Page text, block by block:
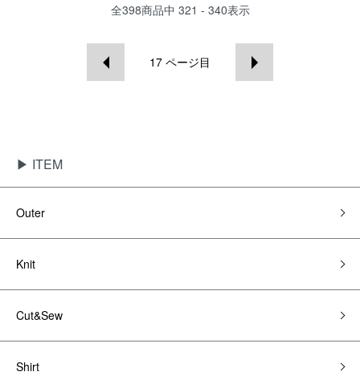
全398商品中 321 - 340表示
17 ページ目
▶ ITEM
Outer
Knit
Cut&Sew
Shirt